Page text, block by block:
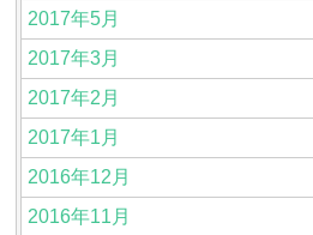
2017年5月
2017年3月
2017年2月
2017年1月
2016年12月
2016年11月